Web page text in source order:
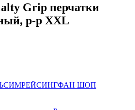
Grip перчатки
р-р XXL
СИМРЕЙСИНГФАН ШОП